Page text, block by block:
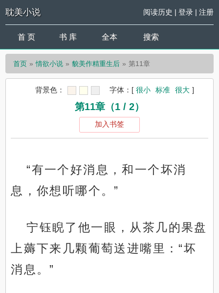
耽美小说 阅读历史 | 登录| 注册
首 页 书 库 全本 搜索
首页 情欲小说 貌美作精重生后 第11章
背景色： 字体： [ 很小 标准 很大 ]
第11章（1 / 2）
加入书签
“有一个好消息，和一个坏消
息，你想听哪个。”
宁钰睨了他一眼，从茶几的果盘
上薅下来几颗葡萄送进嘴里：“坏
消息。”